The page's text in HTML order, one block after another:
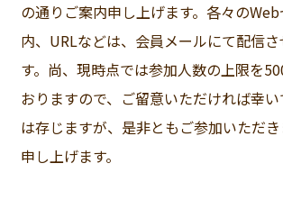
の通りご案内申し上げます。各々の
内、URLなどは、会員メールにて配信
す。尚、現時点では参加人数の上限を
おりますので、ご留意いただければ幸い
は存じますが、是非ともご参加いただ
申し上げます。